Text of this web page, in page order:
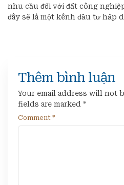
nhu cầu đối với đất công
đây sẽ là một kênh đầu tư hấp
Thêm bình luận
Your email address will not
fields are marked *
Comment *